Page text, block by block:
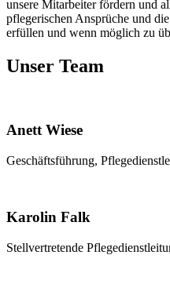
unsere Mitarbeiter fördern und
pflegerischen Ansprüche und
erfüllen und wenn möglich zu
Unser Team
Anett Wiese
Geschäftsführung,
Karolin Falk
Stellvertretende